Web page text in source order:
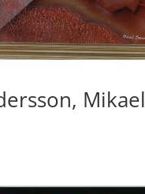
Mikael